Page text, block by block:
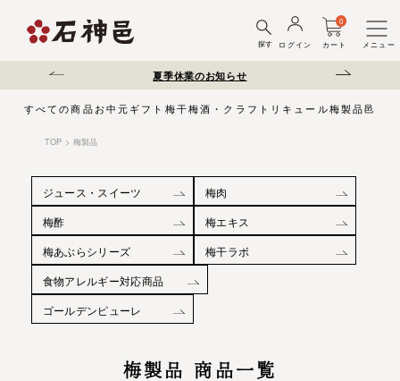
探す ログイン カート
0
メニュー
延について 夏季休業のお知らせ 弊社を装った偽
すべての商品 お中元 ギフト 梅干梅酒・クラフトリキュール梅製品邑じ
TOP 梅製品
ジュース・スイーツ
梅肉
梅酢
梅エキス
梅あぶらシリーズ
梅干ラボ
食物アレルギー対応商品
ゴールデンピューレ
梅製品 商品一覧